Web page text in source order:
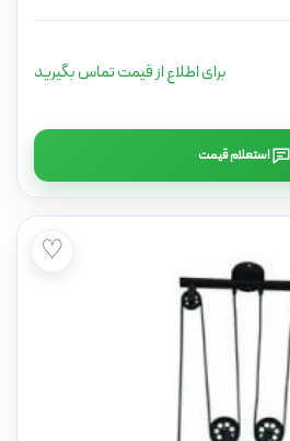
برای اطلاع از قیمت تماس بگیرید
استعلام قیمت
♡